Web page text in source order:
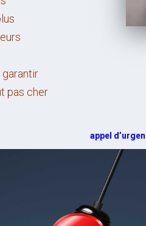
garantir
pas cher
appel